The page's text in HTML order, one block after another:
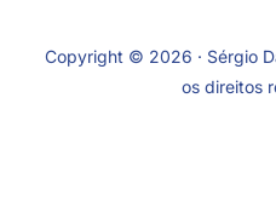
Copyright © 2026 · Sérgio
os direitos